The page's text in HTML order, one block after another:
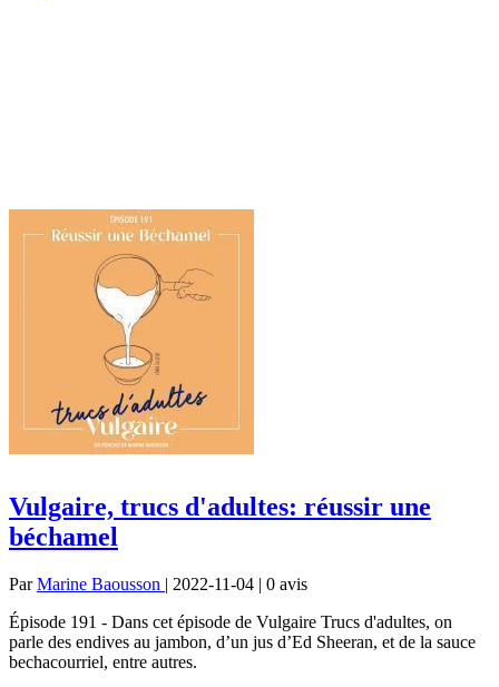
Vulgaire, trucs d'adultes: réussir une
béchamel
ParMarine Baousson | 2022-11-04 | 0 avis
Épisode 191 - Dans cet épisode de Vulgaire Trucs d'adultes, on
parle des endives au jambon, d’un jus d’Ed Sheeran, et de la sauce
bechacourriel, entre autres.